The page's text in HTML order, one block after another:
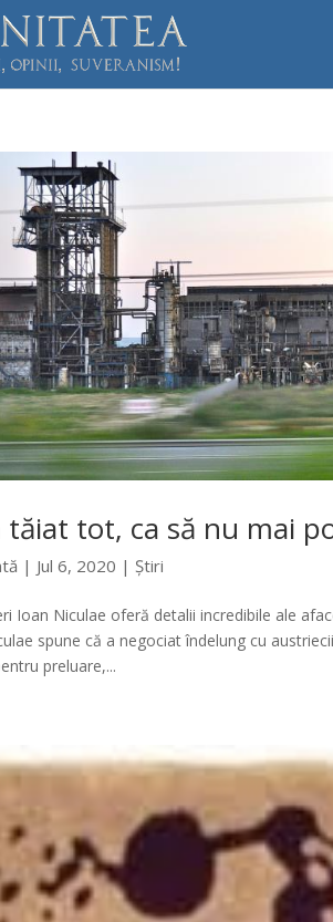
tăiat tot, ca să nu mai
| Jul 6, 2020 | Știri
Ioan Niculae oferă detalii incredibile ale
spune că a negociat îndelung cu
preluare,...